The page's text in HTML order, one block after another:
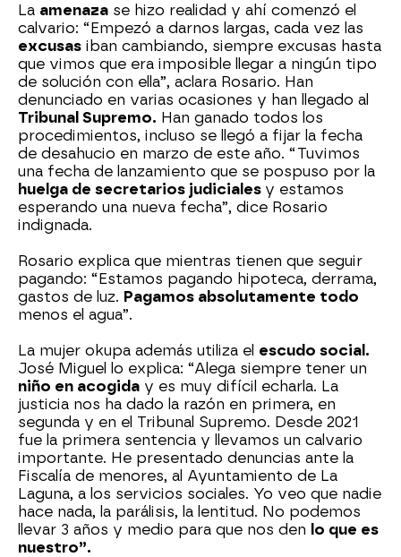
La amenaza se hizo realidad y ahí comenzó el
calvario: “Empezó a darnos largas, cada vez las
excusas iban cambiando, siempre excusas hasta
que vimos que era imposible llegar a ningún tipo
de solución con ella”, aclara Rosario. Han
denunciado en varias ocasiones y han llegado al
Tribunal Supremo. Han ganado todos los
procedimientos, incluso se llegó a fijar la fecha
de desahucio en marzo de este año. “Tuvimos
una fecha de lanzamiento que se pospuso por la
huelga de secretarios judiciales y estamos
esperando una nueva fecha”, dice Rosario
indignada.
Rosario explica que mientras tienen que seguir
pagando: “Estamos pagando hipoteca, derrama,
gastos de luz. Pagamos absolutamente todo
menos el agua”.
La mujer okupa además utiliza el escudo social.
José Miguel lo explica: “Alega siempre tener un
niño en acogida y es muy difícil echarla. La
justicia nos ha dado la razón en primera, en
segunda y en el Tribunal Supremo. Desde 2021
fue la primera sentencia y llevamos un calvario
importante. He presentado denuncias ante la
Fiscalía de menores, al Ayuntamiento de La
Laguna, a los servicios sociales. Yo veo que nadie
hace nada, la parálisis, la lentitud. No podemos
llevar 3 años y medio para que nos den lo que es
nuestro”.